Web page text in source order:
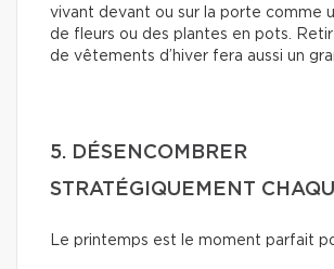
vivant devant ou sur la porte comme
de fleurs ou des plantes en pots.
de vêtements d’hiver fera aussi un
5. DÉSENCOMBRER
STRATÉGIQUEMENT
Le printemps est le moment parfait